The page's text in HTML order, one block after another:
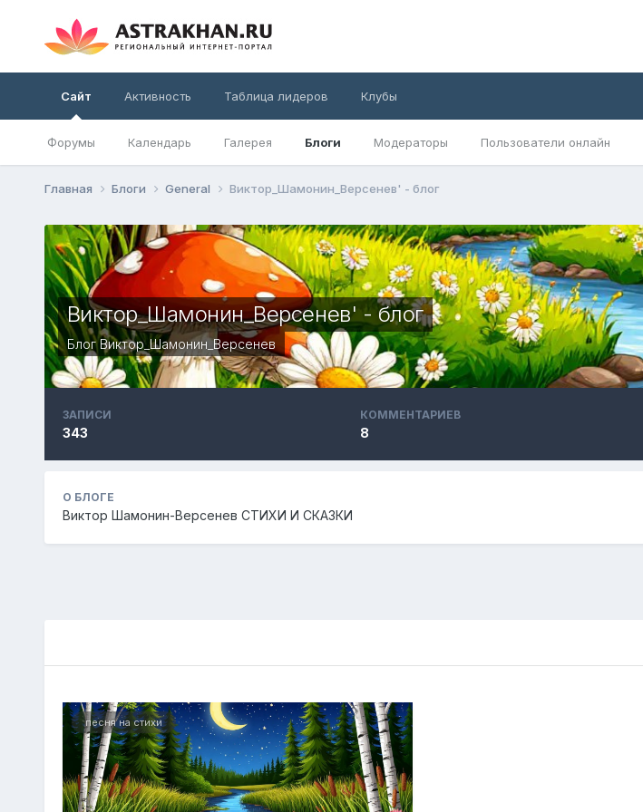
Сайт
Форумы Календарь Галерея Блоги Модераторы Пользователи онлайн
Активность Таблица лидеров Клубы
Главная Блоги General Виктор_Шамонин_Версенев' - блог
Виктор_Шамонин_Версенев' - блог
БлогВиктор_Шамонин_Версенев
ЗАПИСИ
343
КОММЕНТАРИЕВ
8
О БЛОГЕ
Виктор Шамонин-Версенев СТИХИ И СКАЗКИ
песня на стихи